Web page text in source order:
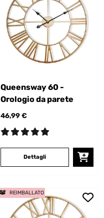
Queensway 60 -
Orologio da parete
46,99 €
Dettagli
REIMBALLATO